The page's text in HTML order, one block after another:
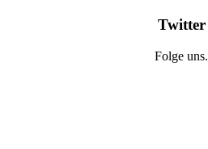
Twitter
Folge uns.